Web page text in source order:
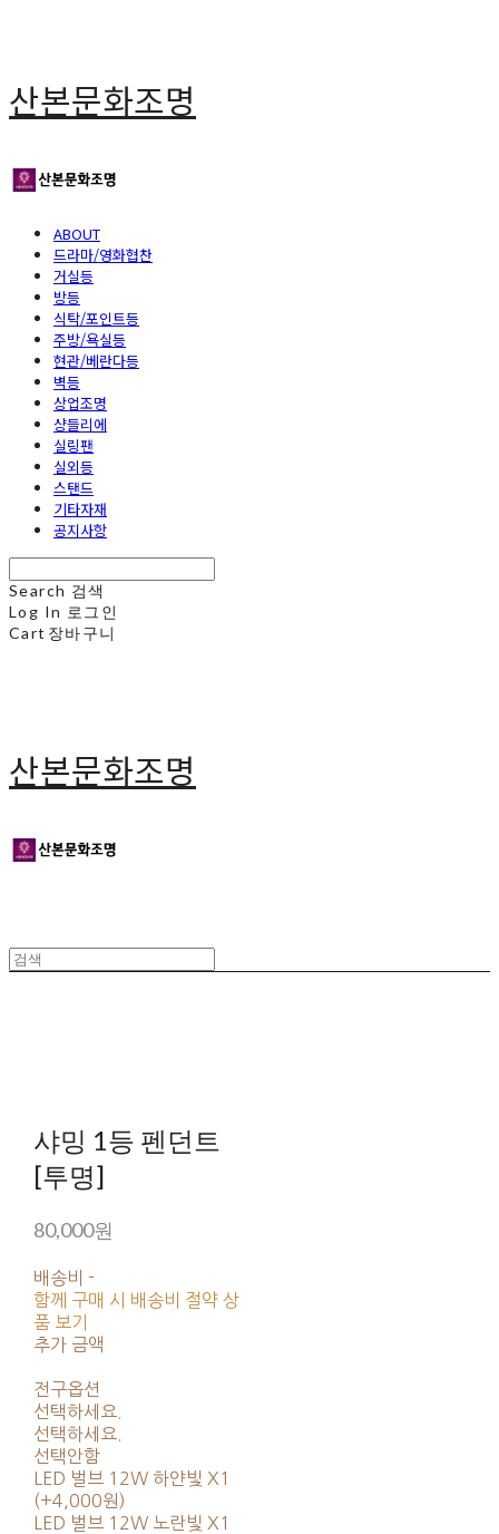
산본문화조명
ABOUT
드라마/영화협찬
거실등
방등
식탁/포인트등
주방/욕실등
현관/베란다등
벽등
상업조명
샹들리에
실링팬
실외등
스탠드
기타자재
공지사항
Search 검색
Log In 로그인
Cart 장바구니
산본문화조명
샤밍 1등 펜던트
[투명]
80,000원
배송비 -
함께 구매 시 배송비 절약 상
품 보기
추가 금액
전구옵션
선택하세요.
선택하세요.
선택안함
LED 벌브 12W 하얀빛 X1
(+4,000원)
LED 벌브 12W 노란빛 X1